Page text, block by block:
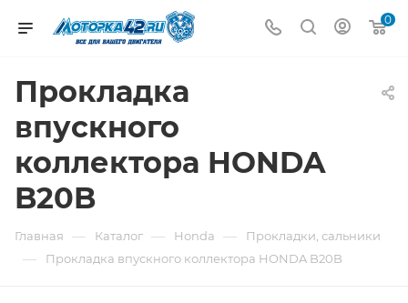
0
Прокладка
впускного
коллектора HONDA
B20B
Главная — Каталог — Honda — Прокладки, сальники
— Прокладка впускного коллектора HONDA B20B